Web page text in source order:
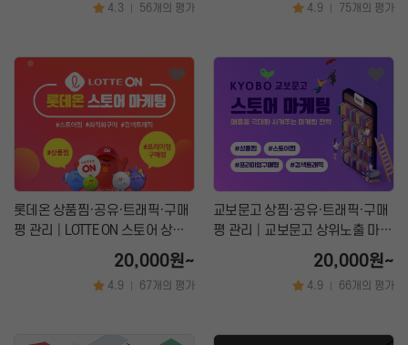
4.3 56개의 평가 4.9 75개의 평가
롯데온 상품찜·공유·트래픽·구매
평 관리│LOTTE ON 스토어 상위
노출 마케팅 서비스
20,000원~
4.9 67개의 평가
교보문고 상찜·공유·트래픽·구매
평 관리│교보문고 상위노출 마케
20,000원~
4.9 66개의 평가